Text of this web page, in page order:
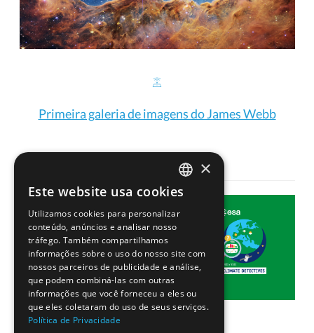
Primeira galeria de imagens do James Webb
PORTUGUESE
ENGLISH
×
Este website usa cookies
Utilizamos cookies para personalizar
conteúdo, anúncios e analisar nosso
tráfego. Também compartilhamos
informações sobre o uso do nosso site com
nossos parceiros de publicidade e análise,
que podem combiná-las com outras
informações que você forneceu a eles ou
que eles coletaram do uso de seus serviços.
Política de Privacidade